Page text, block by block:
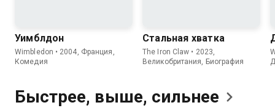
Уимблдон
Wimbledon • 2004, Франция,
Комедия
Стальная хватка
The Iron Claw • 2023,
Великобритания, Биография
Быстрее, выше, сильнее